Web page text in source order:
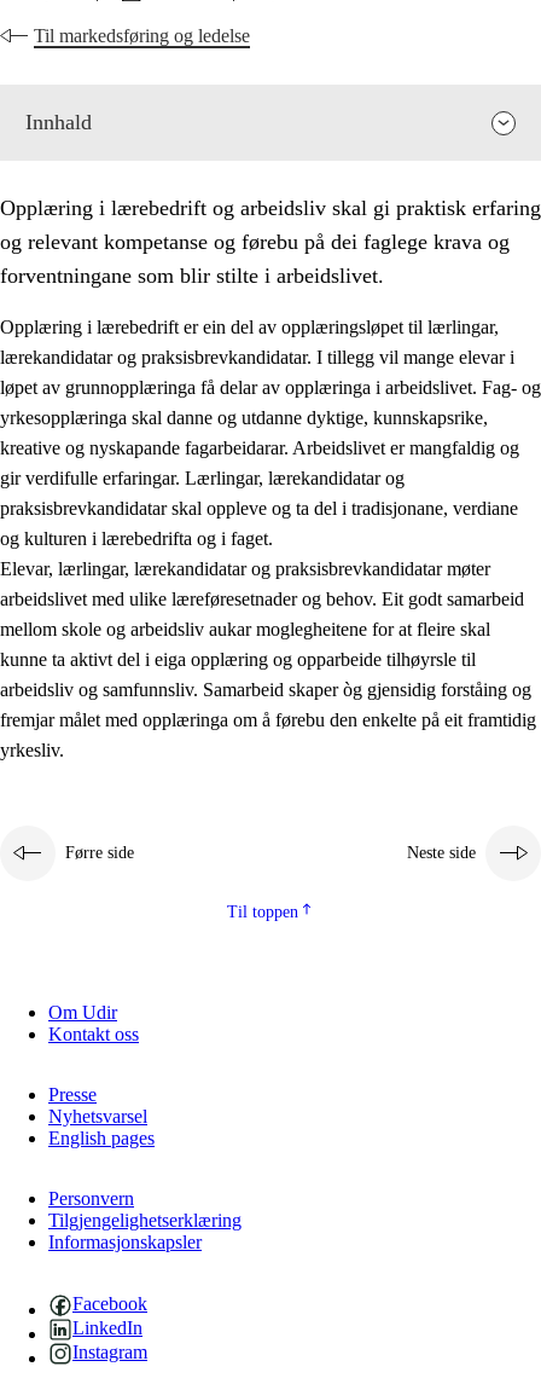
Til markedsføring og ledelse
Innhald
3. Prinsipp for praksisen i skolen
3.1 Eit inkluderande læringsmiljø
3.2 Undervisning og tilpassa opplæring
3.3 Samarbeid mellom heim og skole
Opplæring i lærebedrift og arbeidsliv skal gi praktisk erfaring
og relevant kompetanse og førebu på dei faglege krava og
forventningane som blir stilte i arbeidslivet.
Opplæring i lærebedrift er ein del av opplæringsløpet til lærlingar,
lærekandidatar og praksisbrevkandidatar. I tillegg vil mange elevar i
løpet av grunnopplæringa få delar av opplæringa i arbeidslivet. Fag- og
yrkesopplæringa skal danne og utdanne dyktige, kunnskapsrike,
kreative og nyskapande fagarbeidarar. Arbeidslivet er mangfaldig og
gir verdifulle erfaringar. Lærlingar, lærekandidatar og
praksisbrevkandidatar skal oppleve og ta del i tradisjonane, verdiane
og kulturen i lærebedrifta og i faget.
Elevar, lærlingar, lærekandidatar og praksisbrevkandidatar møter
arbeidslivet med ulike læreføresetnader og behov. Eit godt samarbeid
mellom skole og arbeidsliv aukar moglegheitene for at fleire skal
kunne ta aktivt del i eiga opplæring og opparbeide tilhøyrsle til
arbeidsliv og samfunnsliv. Samarbeid skaper òg gjensidig forståing og
fremjar målet med opplæringa om å førebu den enkelte på eit framtidig
yrkesliv.
Førre side Neste side
Til toppen
Om Udir
Kontakt oss
Presse
Nyhetsvarsel
English pages
Personvern
Tilgjengelighetserklæring
Informasjonskapsler
Facebook
LinkedIn
Instagram